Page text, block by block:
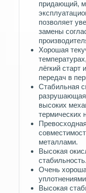
придающий,
позволяет
замены
Хорошая
лёгкий старт
передач в
Стабильная
высоких
термических
металлами.
Высокая
стабильность.
Очень
Высокая